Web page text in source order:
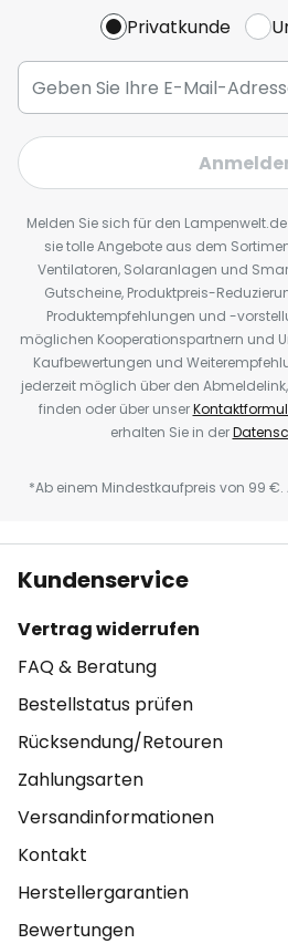
Privatkunde
Melden Sie sich für den
sie tolle Angebote aus dem
Ventilatoren, Solaranlagen und
Gutscheine, Produktpreis-
Produktempfehlungen und -
möglichen Kooperationspartnern und
Kaufbewertungen und
jederzeit möglich über den
finden oder über unser
erhalten Sie in der
*Ab einem Mindestkaufpreis von 99
Kundenservice
Vertrag widerrufen
FAQ & Beratung
Bestellstatus prüfen
Rücksendung/Retouren
Zahlungsarten
Versandinformationen
Kontakt
Herstellergarantien
Bewertungen